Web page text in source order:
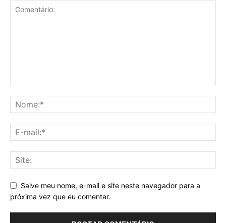
Salve meu nome, e-mail e site neste navegador para a
próxima vez que eu comentar.